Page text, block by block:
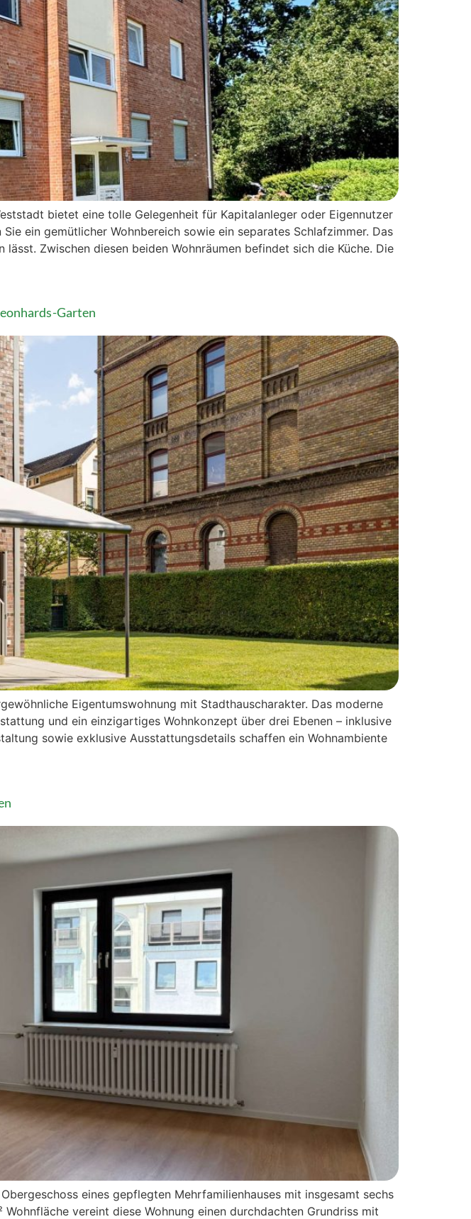
bietet eine tolle Gelegenheit für Kapitalanleger oder Eigennutzer
ein gemütlicher Wohnbereich sowie ein separates Schlafzimmer. Das
Zwischen diesen beiden Wohnräumen befindet sich die Küche. Die
Garten
Eigentumswohnung mit Stadthauscharakter. Das moderne
und ein einzigartiges Wohnkonzept über drei Ebenen – inklusive
sowie exklusive Ausstattungsdetails schaffen ein Wohnambiente
eines gepflegten Mehrfamilienhauses mit insgesamt sechs
vereint diese Wohnung einen durchdachten Grundriss mit